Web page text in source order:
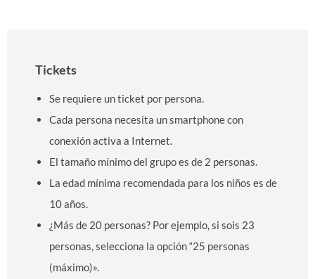
Tickets
Se requiere un ticket por persona.
Cada persona necesita un smartphone con
conexión activa a Internet.
El tamaño mínimo del grupo es de 2 personas.
La edad mínima recomendada para los niños es de
10 años.
¿Más de 20 personas? Por ejemplo, si sois 23
personas, selecciona la opción “25 personas
(máximo)».